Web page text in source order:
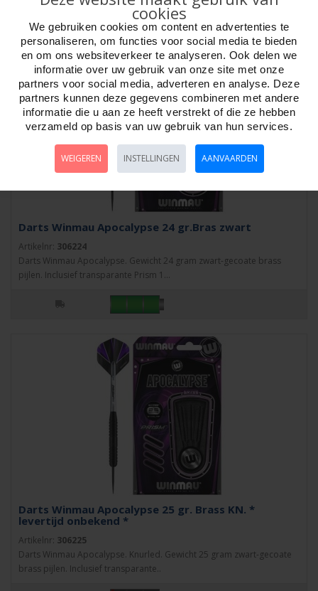
Darts Winmau Apocalypse 24 gr.Bras zwart
Artikelnr: 306224
Darts Winmau Apocalypse. Gewicht 24 gram zwart-gecoate brass
pijlen. Inclusief transparante Prism 1...
Darts Winmau Apocalypse 25 gr. Brass KN. *
levertijd onbekend *
Artikelnr: 306225
Darts Winmau Apocalypse. Knurled. Gewicht 25 gram zwart-gecoate
brass pijlen. Inclusief transparante..
cookies
We gebruiken cookies om content en advertenties te
personaliseren, om functies voor social media te bieden
en om ons websiteverkeer te analyseren. Ook delen we
informatie over uw gebruik van onze site met onze
partners voor social media, adverteren en analyse. Deze
partners kunnen deze gegevens combineren met andere
informatie die u aan ze heeft verstrekt of die ze hebben
verzameld op basis van uw gebruik van hun services.
WEIGEREN INSTELLINGEN AANVAARDEN